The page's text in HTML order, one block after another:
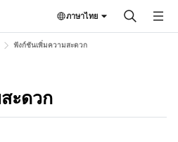
ภาษาไทย
ฟังก์ชันเพิ่มความสะดวก
ะดวก